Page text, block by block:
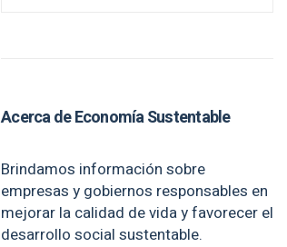
Acerca de Economía Sustentable
Brindamos información sobre
empresas y gobiernos responsables en
mejorar la calidad de vida y favorecer el
desarrollo social sustentable.